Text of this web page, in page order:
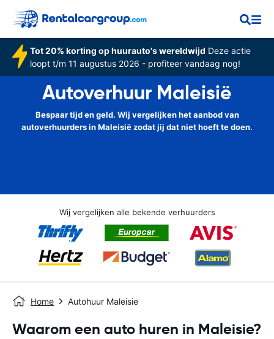
Tot 20% korting op huurauto's wereldwijd Deze actie
loopt t/m 11 augustus 2026 - profiteer vandaag nog!
Autoverhuur Maleisië
Bespaar tijd en geld. Wij vergelijken het aanbod van
autoverhuurders in Maleisië zodat jij dat niet hoeft te doen.
Wij vergelijken alle bekende verhuurders
Home Autohuur Maleisie
Waarom een auto huren in Maleisie?